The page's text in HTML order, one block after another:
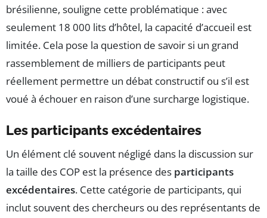
brésilienne, souligne cette problématique : avec
seulement 18 000 lits d’hôtel, la capacité d’accueil est
limitée. Cela pose la question de savoir si un grand
rassemblement de milliers de participants peut
réellement permettre un débat constructif ou s’il est
voué à échouer en raison d’une surcharge logistique.
Les participants excédentaires
Un élément clé souvent négligé dans la discussion sur
la taille des COP est la présence des participants
excédentaires. Cette catégorie de participants, qui
inclut souvent des chercheurs ou des représentants de